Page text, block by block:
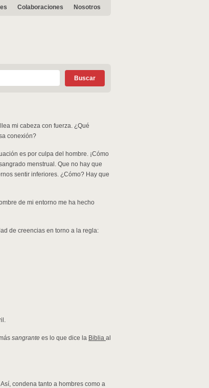
Colaboraciones Nosotros
mi cabeza con fuerza. ¿Qué
conexión?
es por culpa del hombre. ¡Cómo
menstrual. Que no hay que
sentir inferiores. ¿Cómo? Hay que
de mi entorno me ha hecho
de creencias en torno a la regla:
sangrante es lo que dice la Biblia al
condena tanto a hombres como a